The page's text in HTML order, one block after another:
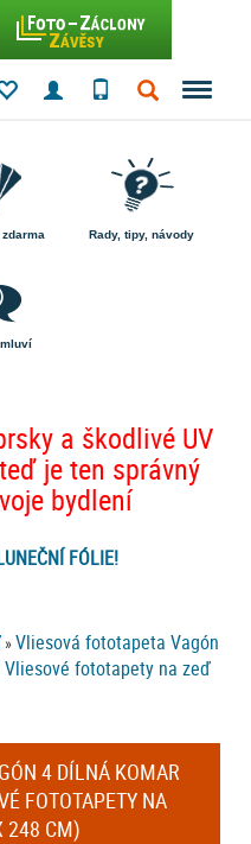
Rady, tipy, návody
a škodlivé UV
je ten správný
bydlení
FÓLIE!
»Vliesová fototapeta Vagón
fototapety na zeď
4 DÍLNÁ KOMAR
FOTOTAPETY NA
248 CM)